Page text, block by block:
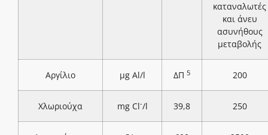
καταναλωτές
και άνευ
ασυνήθους
μεταβολής
Αργίλιο μg Al/l ΔΠ 5 200
Χλωριούχα mg Cl-/l 39,8 250